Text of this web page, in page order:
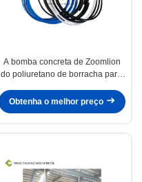
A bomba concreta de Zoomlion
do poliuretano de borracha parte
Obtenha o melhor preço